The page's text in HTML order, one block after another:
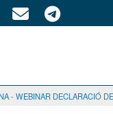
- WEBINAR DECLARACIÓ